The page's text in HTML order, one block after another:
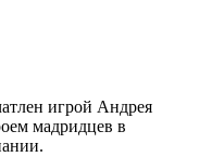
игрой Андрея
мадридцев в